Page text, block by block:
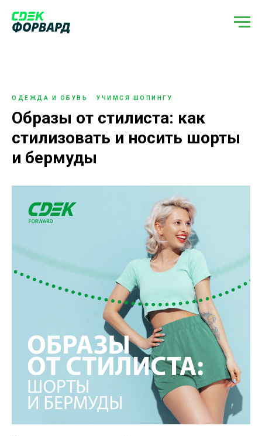
ОДЕЖДА И ОБУВЬ УЧИМСЯ ШОПИНГУ
Образы от стилиста: как
стилизовать и носить шорты
и бермуды